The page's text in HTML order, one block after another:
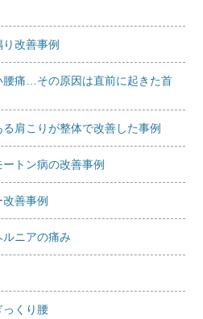
改善事例
腰痛…その原因は直前に起きた首
肩こりが整体で改善した事例
トン病の改善事例
善事例
ニアの痛み
っくり腰